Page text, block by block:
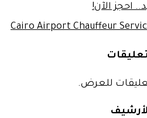
احجز الآن!
Cairo Airport Chauffeur
للعرض.